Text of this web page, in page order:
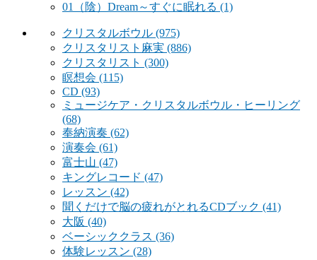
01（陰）Dream～すぐに眠れる (1)
クリスタルボウル (975)
クリスタリスト麻実 (886)
クリスタリスト (300)
瞑想会 (115)
CD (93)
ミュージケア・クリスタルボウル・ヒーリング
(68)
奉納演奏 (62)
演奏会 (61)
富士山 (47)
キングレコード (47)
レッスン (42)
聞くだけで脳の疲れがとれるCDブック (41)
大阪 (40)
ベーシッククラス (36)
体験レッスン (28)